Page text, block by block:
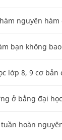
nguyên
bạn không
lớp 8, 9 cơ bản
ở bằng đại
hoàn